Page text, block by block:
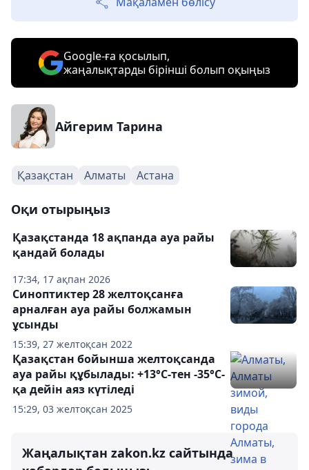
Google-ға қосылып,
жаңалықтарды бірінші болып оқыңыз
Айгерим Тарина
Қазақстан Алматы Астана
Оқи отырыңыз
17:34, 17 ақпан 2026
Қазақстанда 18 ақпанда ауа райы
қандай болады
15:39, 27 желтоқсан 2022
Синоптиктер 28 желтоқсанға
арналған ауа райы болжамын
ұсынды
15:29, 03 желтоқсан 2025
Қазақстан бойынша желтоқсанда
ауа райы құбылады: +13°С-тен -35°С-
қа дейін аяз күтіледі
Жаңалықтан zakon.kz сайтында